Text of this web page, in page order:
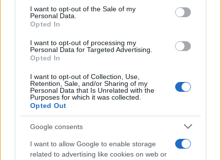
consent section.
I want to opt-out of the Sale of my
Personal Data.
Opted In
I want to opt-out of processing my
Personal Data for Targeted Advertising.
Opted In
I want to opt-out of Collection, Use,
Retention, Sale, and/or Sharing of my
Personal Data that Is Unrelated with the
Purposes for which it was collected.
Opted Out
Google consents
I want to allow Google to enable storage
related to advertising like cookies on web or
Edgar Gilberto Fabris Contreras capturado por fraude de 621
mil dólares en inversiones digitales
Diego Martín · 7 Ago 2026
CRIPTOMONEDAS